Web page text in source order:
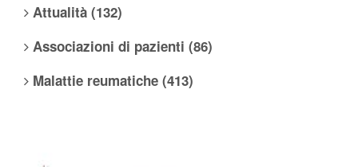
Attualità (132)
Associazioni di pazienti (86)
Malattie reumatiche (413)